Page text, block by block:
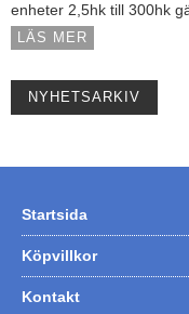
enheter 2,5hk till 300hk
LÄS MER
NYHETSARKIV
Startsida
Köpvillkor
Kontakt